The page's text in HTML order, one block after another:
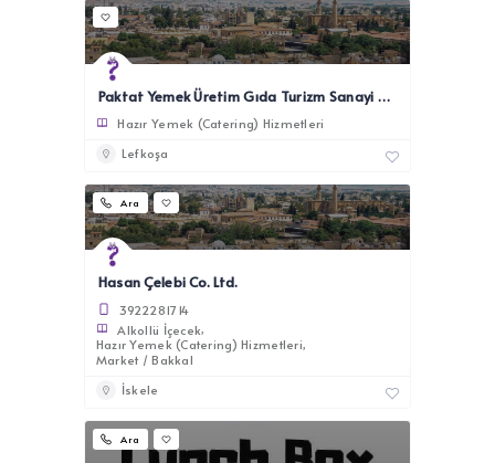
Paktat Yemek Üretim Gıda Turizm Sanayi Ticaret Ltd.
Hazır Yemek (Catering) Hizmetleri
Lefkoşa
Ara
Hasan Çelebi Co. Ltd.
3922281714
Alkollü İçecek
Hazır Yemek (Catering) Hizmetleri
Market / Bakkal
İskele
Ara